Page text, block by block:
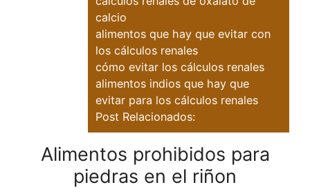
calcio
alimentos que hay que evitar con
los cálculos renales
cómo evitar los cálculos renales
alimentos indios que hay que
evitar para los cálculos renales
Post Relacionados:
Alimentos prohibidos para
piedras en el riñon